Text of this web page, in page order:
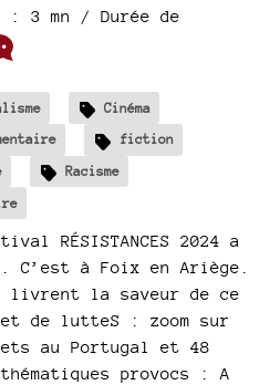
: 3 mn / Durée de
Cinéma
fiction
Racisme
RÉSISTANCES 2024 a
à Foix en Ariège.
livrent la saveur de ce
et de lutteS : zoom sur
au Portugal et 48
provocs : A